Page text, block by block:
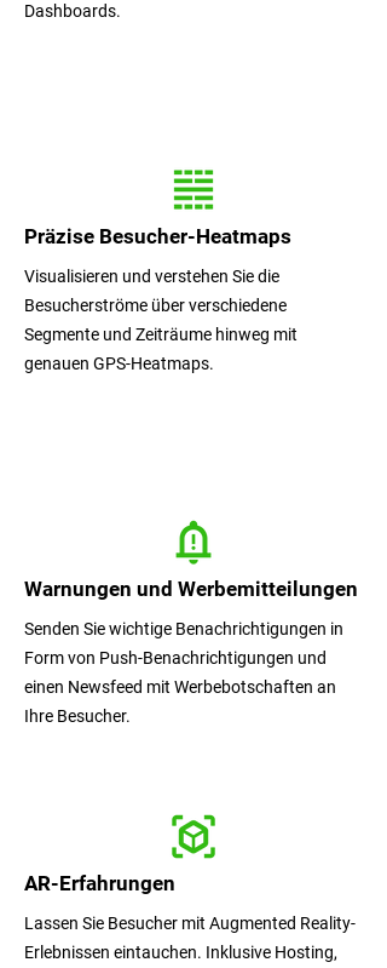
Dashboards.
Präzise Besucher-Heatmaps
Visualisieren und verstehen Sie die
Besucherströme über verschiedene
Segmente und Zeiträume hinweg mit
genauen GPS-Heatmaps.
Warnungen und Werbemitteilungen
Senden Sie wichtige Benachrichtigungen in
Form von Push-Benachrichtigungen und
einen Newsfeed mit Werbebotschaften an
Ihre Besucher.
AR-Erfahrungen
Lassen Sie Besucher mit Augmented Reality-
Erlebnissen eintauchen. Inklusive Hosting,